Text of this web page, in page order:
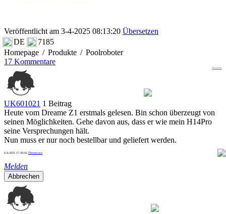
Veröffentlicht am 3-4-2025 08:13:20 Übersetzen
DE
7185
Homepage / Produkte / Poolroboter
17 Kommentare
Neueste
UK601021 1 Beitrag
Heute vom Dreame Z1 erstmals gelesen. Bin schon überzeugt von
seinen Möglichkeiten. Gehe davon aus, dass er wie mein H14Pro
seine Versprechungen hält.
Nun muss er nur noch bestellbar und geliefert werden.
6-4-2025 17:36:02 Übersetzen
Melden
Abbrechen